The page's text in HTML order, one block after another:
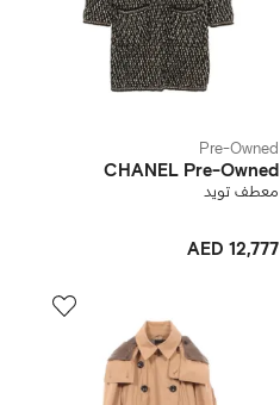
Pre-Owned
CHANEL Pre-Owned
معطف تويد
AED 12,777